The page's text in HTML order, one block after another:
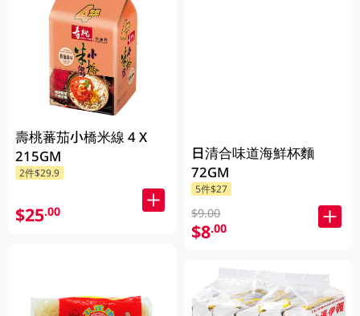
壽桃蕃茄小橋米線 4 X
215GM
2件$29.9
$25.00
日清合味道海鮮杯麵
72GM
5件$27
$9.00
$8.00